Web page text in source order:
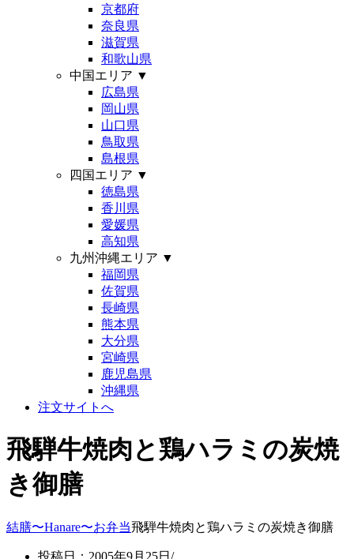
京都府
奈良県
滋賀県
和歌山県
中国エリア ▼
広島県
岡山県
山口県
鳥取県
島根県
四国エリア ▼
徳島県
香川県
愛媛県
高知県
九州沖縄エリア ▼
福岡県
佐賀県
長崎県
熊本県
大分県
宮崎県
鹿児島県
沖縄県
注文サイトへ
飛騨牛焼肉と鶏ハラミの炭焼
き御膳
結膳〜Hanare〜お弁当飛騨牛焼肉と鶏ハラミの炭焼き御膳
投稿日：2005年9月25日/